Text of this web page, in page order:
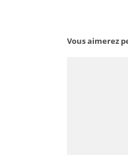
Vous aimerez